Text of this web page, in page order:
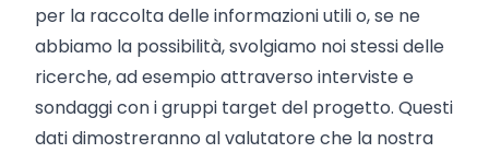
per la raccolta delle informazioni utili o, se ne
abbiamo la possibilità, svolgiamo noi stessi delle
ricerche, ad esempio attraverso interviste e
sondaggi con i gruppi target del progetto. Questi
dati dimostreranno al valutatore che la nostra